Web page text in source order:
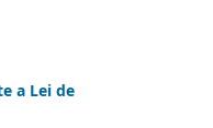
a Lei de